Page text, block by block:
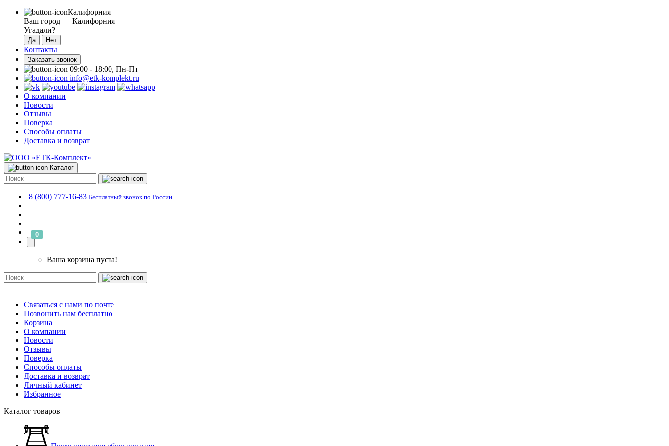
Калифорния
Ваш город — Калифорния
Угадали?
Контакты
Заказать звонок
09:00 - 18:00, Пн-Пт
info@etk-komplekt.ru
О компании
Новости
Отзывы
Поверка
Способы оплаты
Доставка и возврат
Каталог
8 (800) 777-16-83 Бесплатный звонок по России
0
Ваша корзина пуста!
Связаться с нами по почте
Позвонить нам бесплатно
Корзина
О компании
Новости
Отзывы
Поверка
Способы оплаты
Доставка и возврат
Личный кабинет
Избранное
Каталог товаров